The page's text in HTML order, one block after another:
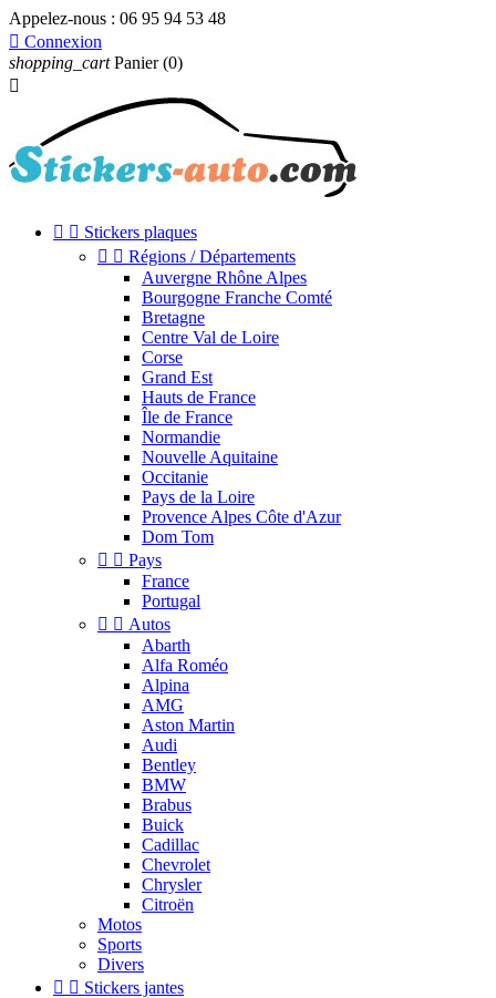
Appelez-nous : 06 95 94 53 48
 Connexion
shopping_cart Panier (0)

  Stickers plaques
  Régions / Départements
Auvergne Rhône Alpes
Bourgogne Franche Comté
Bretagne
Centre Val de Loire
Corse
Grand Est
Hauts de France
Île de France
Normandie
Nouvelle Aquitaine
Occitanie
Pays de la Loire
Provence Alpes Côte d'Azur
Dom Tom
  Pays
France
Portugal
  Autos
Abarth
Alfa Roméo
Alpina
AMG
Aston Martin
Audi
Bentley
BMW
Brabus
Buick
Cadillac
Chevrolet
Chrysler
Citroën
Motos
Sports
Divers
  Stickers jantes